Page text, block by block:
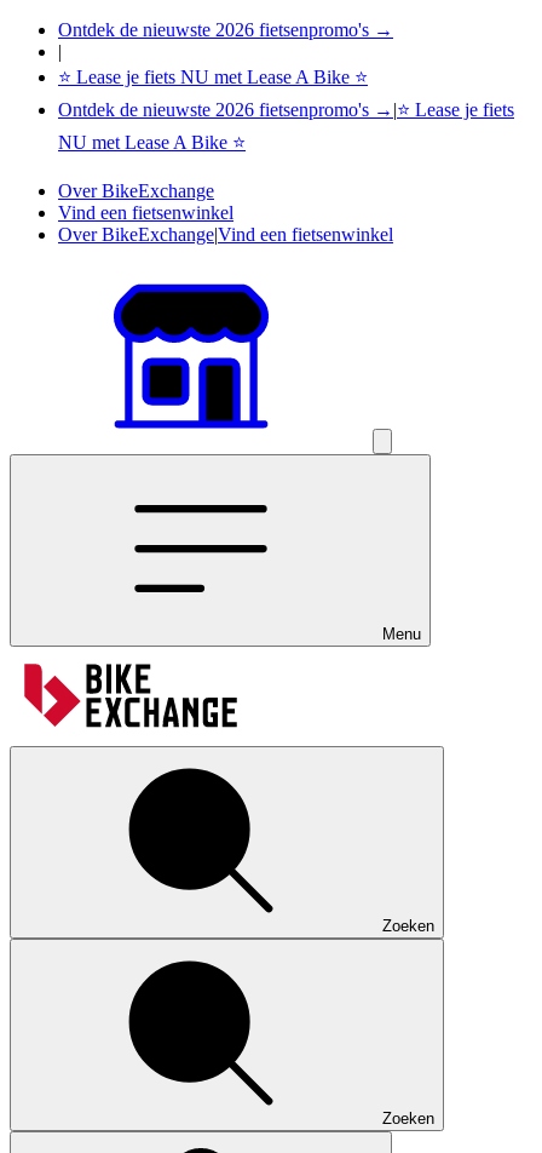
Ontdek de nieuwste 2026 fietsenpromo's →
|
⭐ Lease je fiets NU met Lease A Bike ⭐
Ontdek de nieuwste 2026 fietsenpromo's → |⭐ Lease je fiets
NU met Lease A Bike ⭐
Over BikeExchange
Vind een fietsenwinkel
Over BikeExchange|Vind een fietsenwinkel
Menu
Zoeken
Zoeken